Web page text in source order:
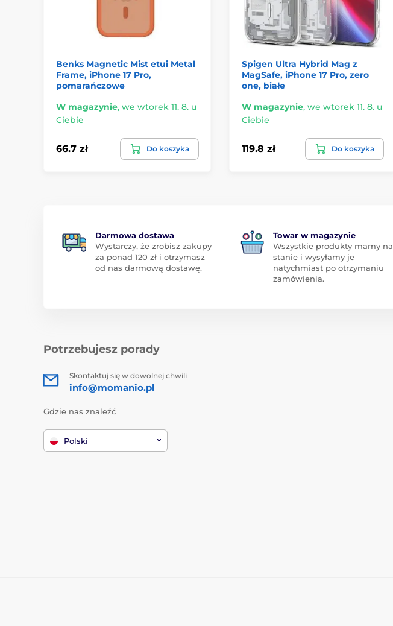
Benks Magnetic Mist etui Metal
Frame, iPhone 17 Pro,
pomarańczowe
W magazynie, we wtorek 11. 8. u
Ciebie
66.7 zł Do koszyka
Spigen Ultra Hybrid Mag z
MagSafe, iPhone 17 Pro, zero
one, białe
W magazynie, we wtorek 11. 8. u
Ciebie
119.8 zł Do koszyka
Darmowa dostawa
Wystarczy, że zrobisz zakupy
za ponad 120 zł i otrzymasz
od nas darmową dostawę.
Towar w magazynie
Wszystkie produkty mamy na
stanie i wysyłamy je
natychmiast po otrzymaniu
zamówienia.
Potrzebujesz porady
Skontaktuj się w dowolnej chwili
info@momanio.pl
Gdzie nas znaleźć
Polski